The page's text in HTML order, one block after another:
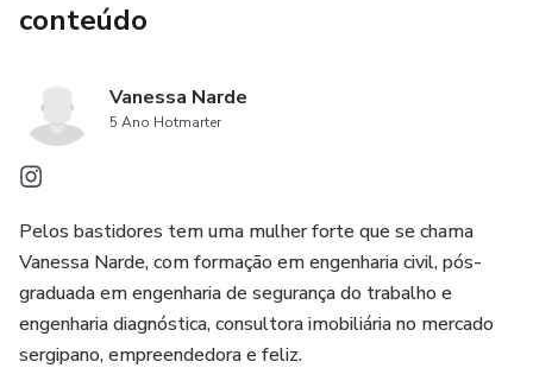
Lugar americano
Guardanapo
Porta guardanapo
Sousplat
- Mise-en-place
conteúdo
Vanessa Narde
5 Ano Hotmarter
Pelos bastidores tem uma mulher forte que se chama
Vanessa Narde, com formação em engenharia civil, pós-
graduada em engenharia de segurança do trabalho e
engenharia diagnóstica, consultora imobiliária no mercado
sergipano, empreendedora e feliz.